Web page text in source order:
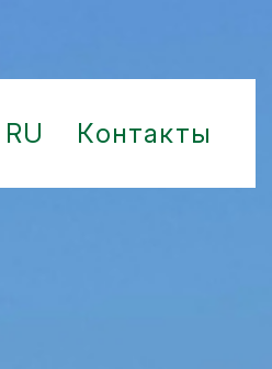
Контакты
RU